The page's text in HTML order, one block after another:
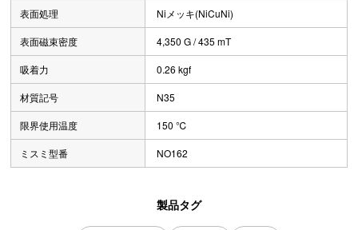
表面処理 Niメッキ(NiCuNi)
表面磁束密度 4,350 G / 435 mT
吸着力 0.26 kgf
材質記号 N35
限界使用温度 150 ℃
ミスミ型番 NO162
製品タグ